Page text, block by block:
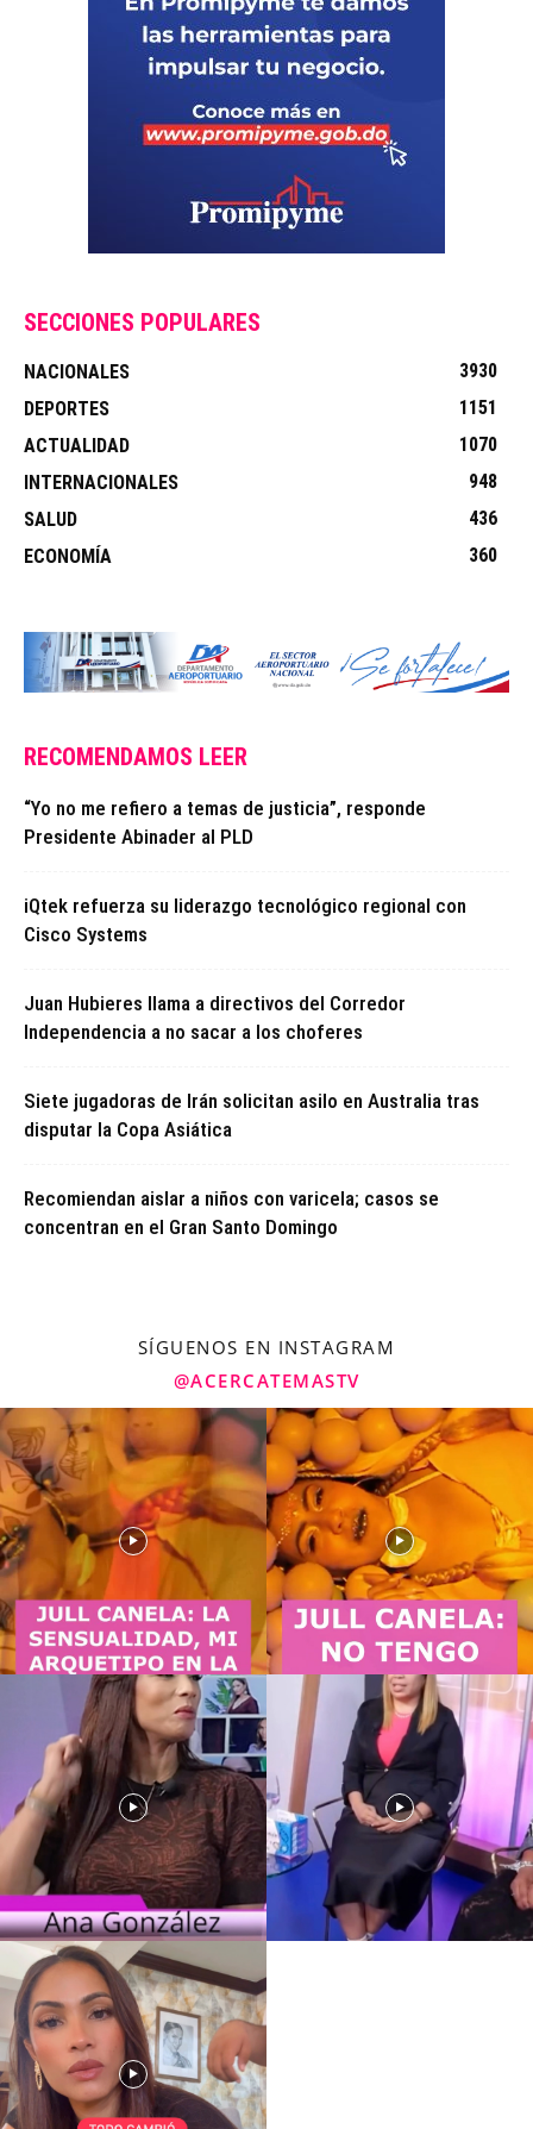
SECCIONES POPULARES
NACIONALES
3930
DEPORTES
1151
ACTUALIDAD
1070
INTERNACIONALES
948
SALUD
436
ECONOMÍA
360
RECOMENDAMOS LEER
“Yo no me refiero a temas de justicia”, responde
Presidente Abinader al PLD
iQtek refuerza su liderazgo tecnológico regional con
Cisco Systems
Juan Hubieres llama a directivos del Corredor
Independencia a no sacar a los choferes
Siete jugadoras de Irán solicitan asilo en Australia tras
disputar la Copa Asiática
Recomiendan aislar a niños con varicela; casos se
concentran en el Gran Santo Domingo
SÍGUENOS EN INSTAGRAM
@ACERCATEMASTV